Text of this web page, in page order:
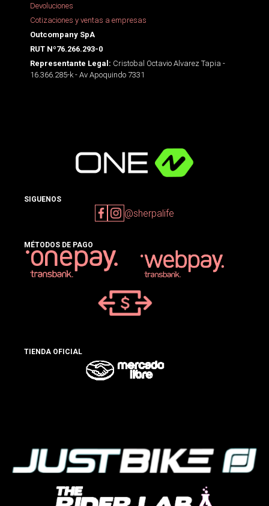
Devoluciones
Cotizaciones y ventas a empresas
Outcompany SpA
RUT Nº76.266.293-0
Representante Legal: Cristobal Octavio Alvarez Tapia -
16.366.285-k - Av Apoquindo 7331
SIGUENOS
@sherpalife
MÉTODOS DE PAGO
TIENDA OFICIAL